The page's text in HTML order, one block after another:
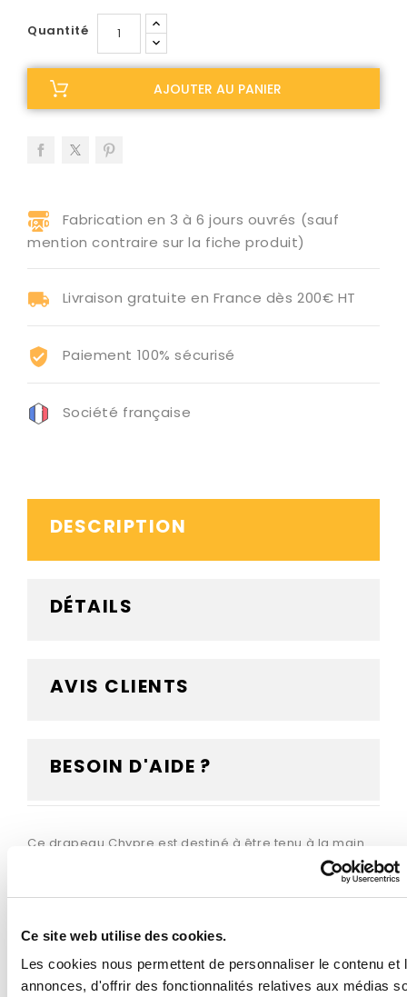
Ce site web utilise des cookies.
Les cookies nous permettent de personnaliser le contenu et
annonces, d'offrir des fonctionnalités relatives aux médias
Quantité
AJOUTER AU PANIER
Fabrication en 3 à 6 jours ouvrés (sauf
mention contraire sur la fiche produit)
Livraison gratuite en France dès 200€ HT
Paiement 100% sécurisé
Société française
DESCRIPTION
DÉTAILS
AVIS CLIENTS
BESOIN D'AIDE ?
Ce drapeau Chypre est destiné à être tenu à la main
grâce à sa hampe en bois fournie. Le bâton en bois
vous permettra de tenir et d'agiter le drapeau, ou tout
simplement de le fixer rapidement sur un support en
qualitative, il est résistant au vent, aux intempéries et
aux UV. Vous avez le choix parmi 5 dimensions
différentes pour votre drapeau, ainsi que 2